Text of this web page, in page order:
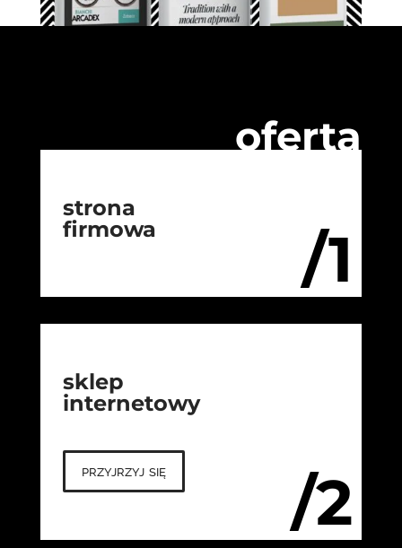
oferta
/1
strona
firmowa
/2
sklep
internetowy
przyjrzyj się